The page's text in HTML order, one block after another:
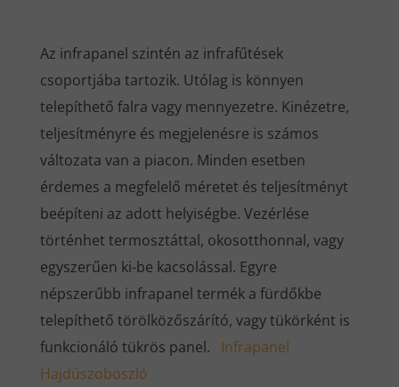
Az infrapanel szintén az infrafűtések
csoportjába tartozik. Utólag is könnyen
telepíthető falra vagy mennyezetre. Kinézetre,
teljesítményre és megjelenésre is számos
változata van a piacon. Minden esetben
érdemes a megfelelő méretet és teljesítményt
beépíteni az adott helyiségbe. Vezérlése
történhet termosztáttal, okosotthonnal, vagy
egyszerűen ki-be kacsolással. Egyre
népszerűbb infrapanel termék a fürdőkbe
telepíthető törölközőszárító, vagy tükörként is
funkcionáló tükrös panel. Infrapanel
Hajdúszoboszló